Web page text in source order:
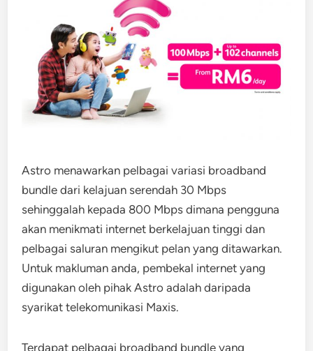
Astro menawarkan pelbagai variasi broadband
bundle dari kelajuan serendah 30 Mbps
sehinggalah kepada 800 Mbps dimana pengguna
akan menikmati internet berkelajuan tinggi dan
pelbagai saluran mengikut pelan yang ditawarkan.
Untuk makluman anda, pembekal internet yang
digunakan oleh pihak Astro adalah daripada
syarikat telekomunikasi Maxis.
Terdapat pelbagai broadband bundle yang